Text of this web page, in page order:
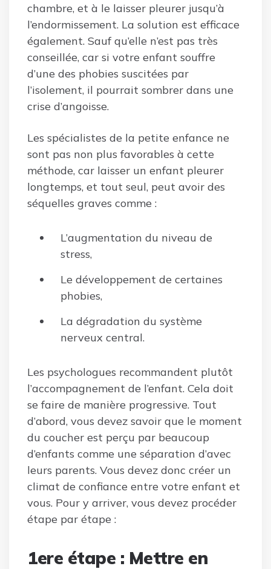
chambre, et à le laisser pleurer jusqu’à
l’endormissement. La solution est efficace
également. Sauf qu’elle n’est pas très
conseillée, car si votre enfant souffre
d’une des phobies suscitées par
l’isolement, il pourrait sombrer dans une
crise d’angoisse.
Les spécialistes de la petite enfance ne
sont pas non plus favorables à cette
méthode, car laisser un enfant pleurer
longtemps, et tout seul, peut avoir des
séquelles graves comme :
L’augmentation du niveau de
stress,
Le développement de certaines
phobies,
La dégradation du système
nerveux central.
Les psychologues recommandent plutôt
l’accompagnement de l’enfant. Cela doit
se faire de manière progressive. Tout
d’abord, vous devez savoir que le moment
du coucher est perçu par beaucoup
d’enfants comme une séparation d’avec
leurs parents. Vous devez donc créer un
climat de confiance entre votre enfant et
vous. Pour y arriver, vous devez procéder
étape par étape :
1ere étape : Mettre en